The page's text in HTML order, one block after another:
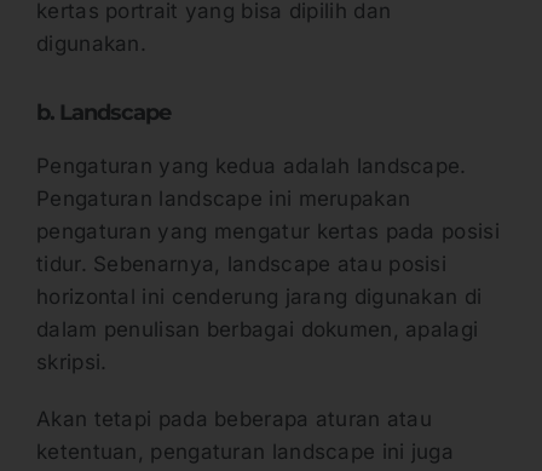
kertas portrait yang bisa dipilih dan
digunakan.
b. Landscape
Pengaturan yang kedua adalah landscape.
Pengaturan landscape ini merupakan
pengaturan yang mengatur kertas pada posisi
tidur. Sebenarnya, landscape atau posisi
horizontal ini cenderung jarang digunakan di
dalam penulisan berbagai dokumen, apalagi
skripsi.
Akan tetapi pada beberapa aturan atau
ketentuan, pengaturan landscape ini juga